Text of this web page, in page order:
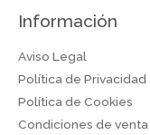
Información
Aviso Legal
Política de Privacidad
Política de Cookies
Condiciones de venta